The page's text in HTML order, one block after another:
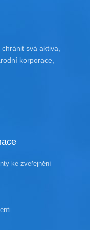
svá aktiva,
korporace,
ke zveřejnění